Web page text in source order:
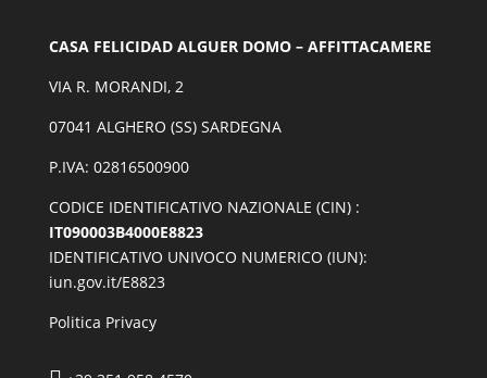
CASA FELICIDAD ALGUER DOMO – AFFITTACAMERE
VIA R. MORANDI, 2
07041 ALGHERO (SS) SARDEGNA
P.IVA: 02816500900
CODICE IDENTIFICATIVO NAZIONALE (CIN) :
IT090003B4000E8823
IDENTIFICATIVO UNIVOCO NUMERICO (IUN):
iun.gov.it/E8823
Politica Privacy